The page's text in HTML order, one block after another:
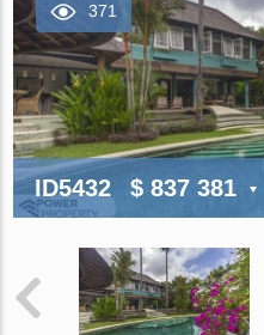
371
ID5432 $ 837 381